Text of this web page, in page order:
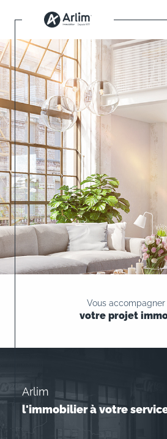
Vous
votre projet
Arlim
l'immobilier à votre